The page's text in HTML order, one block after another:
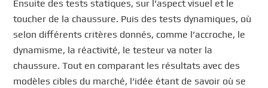
Ensuite des tests statiques, sur l’aspect visuel et le
toucher de la chaussure. Puis des tests dynamiques, où
selon différents critères donnés, comme l’accroche, le
dynamisme, la réactivité, le testeur va noter la
chaussure. Tout en comparant les résultats avec des
modèles cibles du marché, l’idée étant de savoir où se